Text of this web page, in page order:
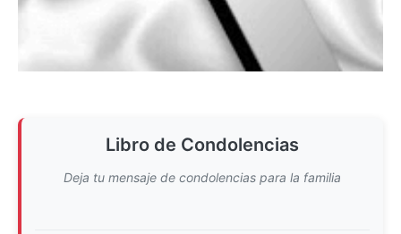
Libro de Condolencias
Deja tu mensaje de condolencias para la familia